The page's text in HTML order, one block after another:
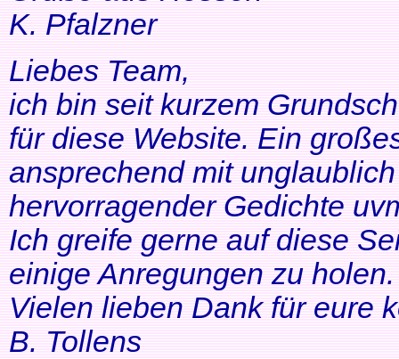
K. Pfalzner
Liebes Team,
ich bin seit kurzem
für diese Website. Ein
ansprechend mit
hervorragender Gedichte
Ich greife gerne auf diese
einige Anregungen zu
Vielen lieben Dank für eure
B. Tollens